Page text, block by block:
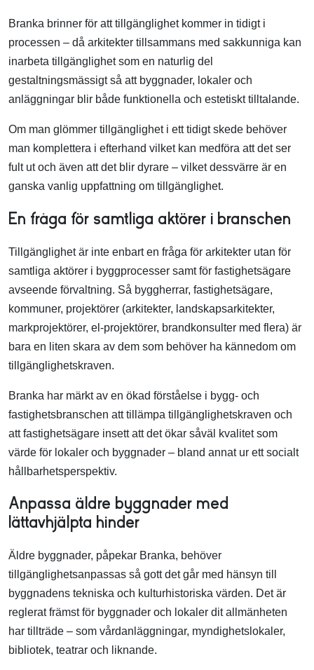
Branka brinner för att tillgänglighet kommer in tidigt i
processen – då arkitekter tillsammans med sakkunniga kan
inarbeta tillgänglighet som en naturlig del
gestaltningsmässigt så att byggnader, lokaler och
anläggningar blir både funktionella och estetiskt tilltalande.
Om man glömmer tillgänglighet i ett tidigt skede behöver
man komplettera i efterhand vilket kan medföra att det ser
fult ut och även att det blir dyrare – vilket dessvärre är en
ganska vanlig uppfattning om tillgänglighet.
En fråga för samtliga aktörer i branschen
Tillgänglighet är inte enbart en fråga för arkitekter utan för
samtliga aktörer i byggprocesser samt för fastighetsägare
avseende förvaltning. Så byggherrar, fastighetsägare,
kommuner, projektörer (arkitekter, landskapsarkitekter,
markprojektörer, el-projektörer, brandkonsulter med flera) är
bara en liten skara av dem som behöver ha kännedom om
tillgänglighetskraven.
Branka har märkt av en ökad förståelse i bygg- och
fastighetsbranschen att tillämpa tillgänglighetskraven och
att fastighetsägare insett att det ökar såväl kvalitet som
värde för lokaler och byggnader – bland annat ur ett socialt
hållbarhetsperspektiv.
Anpassa äldre byggnader med
lättavhjälpta hinder
Äldre byggnader, påpekar Branka, behöver
tillgänglighetsanpassas så gott det går med hänsyn till
byggnadens tekniska och kulturhistoriska värden. Det är
reglerat främst för byggnader och lokaler dit allmänheten
har tillträde – som vårdanläggningar, myndighetslokaler,
bibliotek, teatrar och liknande.